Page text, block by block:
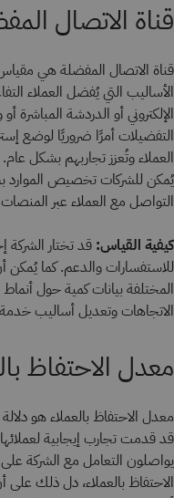
قناة الاتصال
قناة الاتصال المفضلة هي
الأساليب التي يُفضل العملاء
الإلكتروني أو الدردشة
التفضيلات أمرًا ضروريًا لوضع
العملاء وتُعزز تجاربهم بشكل
يُمكن للشركات تخصيص الموارد
التواصل مع العملاء عبر
كيفية القياس: قد تختار الشركة
للاستفسارات والدعم. كما يُمكن
المختلفة بيانات كمية حول
الاتجاهات وتعديل أساليب
معدل الاحتفاظ
معدل الاحتفاظ بالعملاء هو
قد قدمت تجارب إيجابية
يواصلون التعامل مع الشركة
الاحتفاظ بالعملاء، دل ذلك